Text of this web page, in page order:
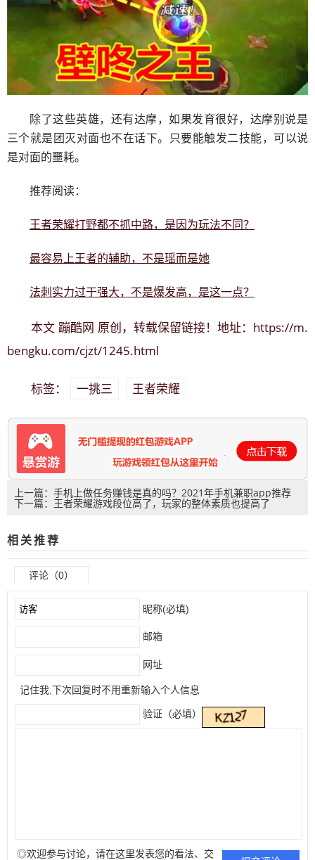
除了这些英雄，还有达摩，如果发育很好，达摩别说是
三个就是团灭对面也不在话下。只要能触发二技能，可以说
是对面的噩耗。
推荐阅读：
王者荣耀打野都不抓中路，是因为玩法不同？
最容易上王者的辅助，不是瑶而是她
法刺实力过于强大，不是爆发高，是这一点？
本文 蹦酷网 原创，转载保留链接！地址： https://m.
bengku.com/cjzt/1245.html
标签： 一挑三 王者荣耀
上一篇：手机上做任务赚钱是真的吗？2021年手机兼职app推荐
下一篇：王者荣耀游戏段位高了，玩家的整体素质也提高了
相关推荐
评论（0）
昵称(必填)
邮箱
网址
记住我,下次回复时不用重新输入个人信息
验证（必填）
◎欢迎参与讨论，请在这里发表您的看法、交